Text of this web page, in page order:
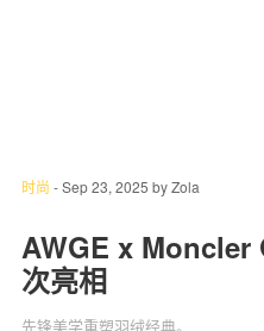
时尚 -Sep 23, 2025 byZola
AWGE x Moncler
次亮相
先锋美学重塑羽绒经典。